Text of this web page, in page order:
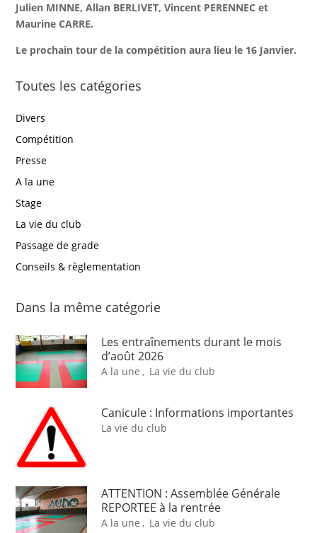
Julien MINNE, Allan BERLIVET, Vincent PERENNEC et
Maurine CARRE.
Le prochain tour de la compétition aura lieu le 16 Janvier.
Toutes les catégories
Divers
Compétition
Presse
A la une
Stage
La vie du club
Passage de grade
Conseils & règlementation
Dans la même catégorie
Les entraînements durant le mois
d’août 2026
A la une , La vie du club
Canicule : Informations importantes
La vie du club
ATTENTION : Assemblée Générale
REPORTEE à la rentrée
A la une , La vie du club